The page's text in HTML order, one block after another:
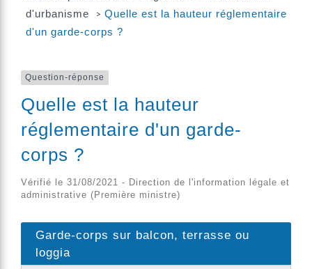
d'urbanisme
> Quelle est la hauteur réglementaire
d'un garde-corps ?
Question-réponse
Quelle est la hauteur
réglementaire d'un garde-
corps ?
Vérifié le 31/08/2021 - Direction de l'information légale et
administrative (Première ministre)
Garde-corps sur balcon, terrasse ou
loggia